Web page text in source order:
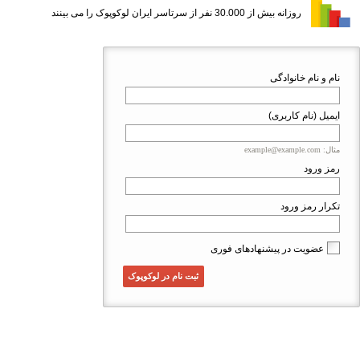
روزانه بیش از 30.000 نفر از سرتاسر ایران لوکوپوک را می بینند
نام و نام خانوادگی
ایمیل (نام کاربری)
مثال: example@example.com
رمز ورود
تکرار رمز ورود
عضویت در پیشنهادهای فوری
ثبت نام در لوکوپوک